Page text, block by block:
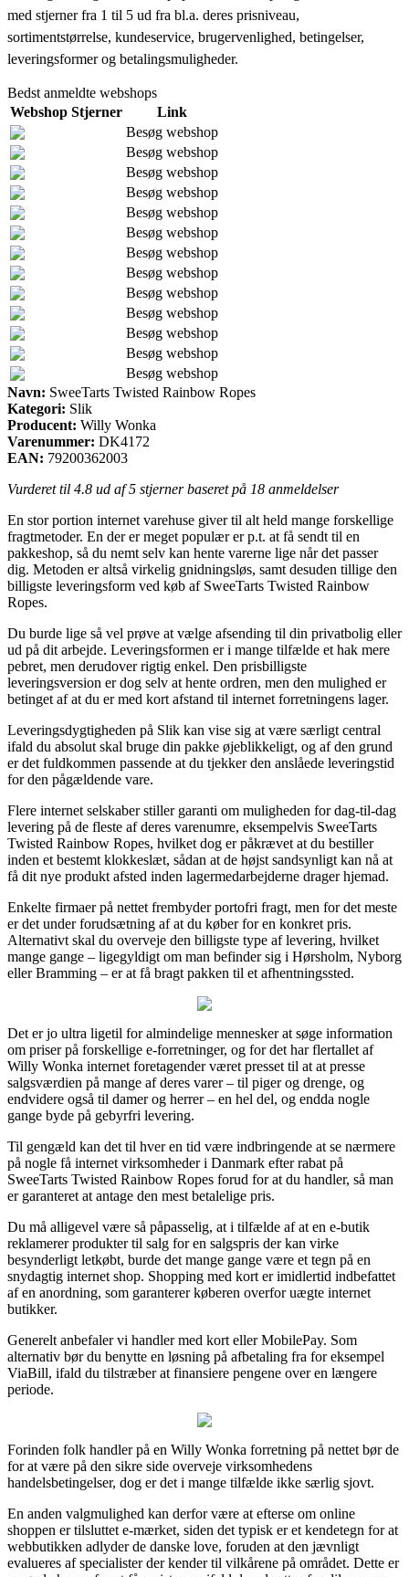
med stjerner fra 1 til 5 ud fra bl.a. deres prisniveau,
sortimentstørrelse, kundeservice, brugervenlighed, betingelser,
leveringsformer og betalingsmuligheder.
Bedst anmeldte webshops
Webshop Stjerner
Link
Besøg webshop
Besøg webshop
Besøg webshop
Besøg webshop
Besøg webshop
Besøg webshop
Besøg webshop
Besøg webshop
Besøg webshop
Besøg webshop
Besøg webshop
Besøg webshop
Besøg webshop
Navn: SweeTarts Twisted Rainbow Ropes
Kategori: Slik
Producent: Willy Wonka
Varenummer: DK4172
EAN: 79200362003
Vurderet til 4.8 ud af 5 stjerner baseret på 18 anmeldelser
En stor portion internet varehuse giver til alt held mange forskellige
fragtmetoder. En der er meget populær er p.t. at få sendt til en
pakkeshop, så du nemt selv kan hente varerne lige når det passer
dig. Metoden er altså virkelig gnidningsløs, samt desuden tillige den
billigste leveringsform ved køb af SweeTarts Twisted Rainbow
Ropes.
Du burde lige så vel prøve at vælge afsending til din privatbolig eller
ud på dit arbejde. Leveringsformen er i mange tilfælde et hak mere
pebret, men derudover rigtig enkel. Den prisbilligste
leveringsversion er dog selv at hente ordren, men den mulighed er
betinget af at du er med kort afstand til internet forretningens lager.
Leveringsdygtigheden på Slik kan vise sig at være særligt central
ifald du absolut skal bruge din pakke øjeblikkeligt, og af den grund
er det fuldkommen passende at du tjekker den anslåede leveringstid
for den pågældende vare.
Flere internet selskaber stiller garanti om muligheden for dag-til-dag
levering på de fleste af deres varenumre, eksempelvis SweeTarts
Twisted Rainbow Ropes, hvilket dog er påkrævet at du bestiller
inden et bestemt klokkeslæt, sådan at de højst sandsynligt kan nå at
få dit nye produkt afsted inden lagermedarbejderne drager hjemad.
Enkelte firmaer på nettet frembyder portofri fragt, men for det meste
er det under forudsætning af at du køber for en konkret pris.
Alternativt skal du overveje den billigste type af levering, hvilket
mange gange – ligegyldigt om man befinder sig i Hørsholm, Nyborg
eller Bramming – er at få bragt pakken til et afhentningssted.
Det er jo ultra ligetil for almindelige mennesker at søge information
om priser på forskellige e-forretninger, og for det har flertallet af
Willy Wonka internet foretagender været presset til at at presse
salgsværdien på mange af deres varer – til piger og drenge, og
endvidere også til damer og herrer – en hel del, og endda nogle
gange byde på gebyrfri levering.
Til gengæld kan det til hver en tid være indbringende at se nærmere
på nogle få internet virksomheder i Danmark efter rabat på
SweeTarts Twisted Rainbow Ropes forud for at du handler, så man
er garanteret at antage den mest betalelige pris.
Du må alligevel være så påpasselig, at i tilfælde af at en e-butik
reklamerer produkter til salg for en salgspris der kan virke
besynderligt letkøbt, burde det mange gange være et tegn på en
snydagtig internet shop. Shopping med kort er imidlertid indbefattet
af en anordning, som garanterer køberen overfor uægte internet
butikker.
Generelt anbefaler vi handler med kort eller MobilePay. Som
alternativ bør du benytte en løsning på afbetaling fra for eksempel
ViaBill, ifald du tilstræber at finansiere pengene over en længere
periode.
Forinden folk handler på en Willy Wonka forretning på nettet bør de
for at være på den sikre side overveje virksomhedens
handelsbetingelser, dog er det i mange tilfælde ikke særlig sjovt.
En anden valgmulighed kan derfor være at efterse om online
shoppen er tilsluttet e-mærket, siden det typisk er et kendetegn for at
webbutikken adlyder de danske love, foruden at den jævnligt
evalueres af specialister der kender til vilkårene på området. Dette er